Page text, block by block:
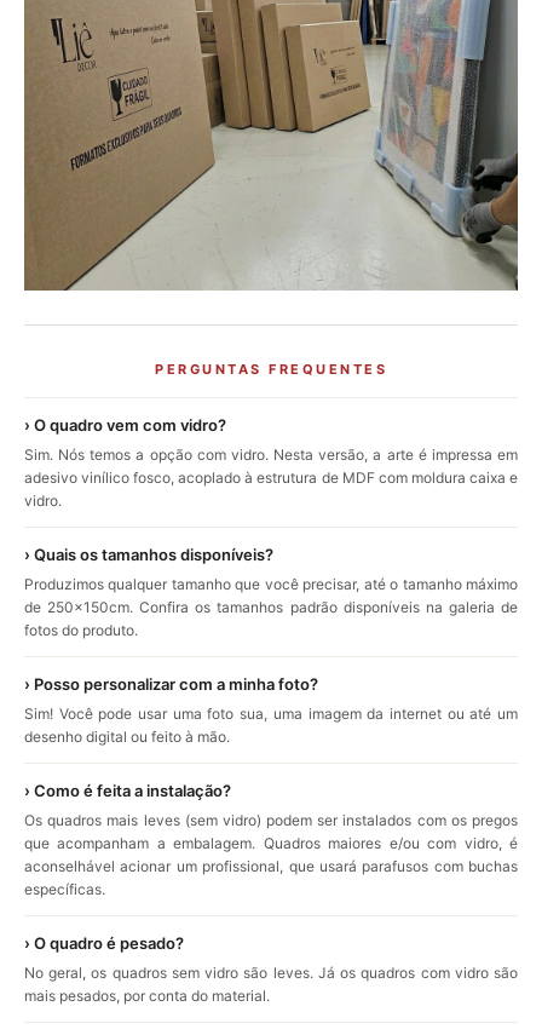
PERGUNTAS FREQUENTES
› O quadro vem com vidro?
Sim. Nós temos a opção com vidro. Nesta versão, a arte é impressa em
adesivo vinílico fosco, acoplado à estrutura de MDF com moldura caixa e
vidro.
› Quais os tamanhos disponíveis?
Produzimos qualquer tamanho que você precisar, até o tamanho máximo
de 250x150cm. Confira os tamanhos padrão disponíveis na galeria de
fotos do produto.
› Posso personalizar com a minha foto?
Sim! Você pode usar uma foto sua, uma imagem da internet ou até um
desenho digital ou feito à mão.
› Como é feita a instalação?
Os quadros mais leves (sem vidro) podem ser instalados com os pregos
que acompanham a embalagem. Quadros maiores e/ou com vidro, é
aconselhável acionar um profissional, que usará parafusos com buchas
específicas.
› O quadro é pesado?
No geral, os quadros sem vidro são leves. Já os quadros com vidro são
mais pesados, por conta do material.